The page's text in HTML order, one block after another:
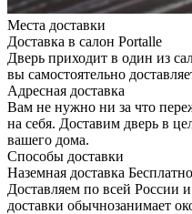
Места доставки
Доставка в салон Portalle
Дверь приходит в один из
вы самостоятельно
Адресная доставка
Вам не нужно ни за что
на себя. Доставим дверь в
вашего дома.
Способы доставки
Наземная доставка Бесплатно
Доставляем по всей России
доставки обычнозанимает